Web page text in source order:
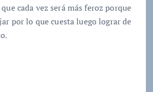
cada vez será más feroz porque
por lo que cuesta luego lograr de